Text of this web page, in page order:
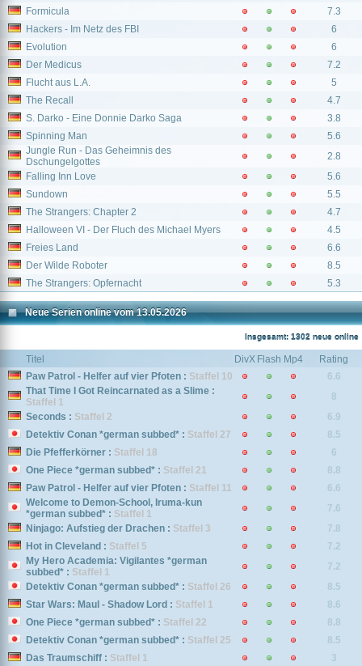
Formicula
7.3
Hackers - Im Netz des FBI
6
Evolution
6
Der Medicus
7.2
Flucht aus L.A.
5
The Recall
4.7
S. Darko - Eine Donnie Darko Saga
3.8
Spinning Man
5.6
Jungle Run - Das Geheimnis des
Dschungelgottes
2.8
Falling Inn Love
5.6
Sundown
5.5
The Strangers: Chapter 2
4.7
Halloween VI - Der Fluch des Michael Myers
4.5
Freies Land
6.6
Der Wilde Roboter
8.5
The Strangers: Opfernacht
5.3
Neue Serien online vom 13.05.2026
Insgesamt: 1302 neue online
Titel DivX Flash Mp4
Rating
Paw Patrol - Helfer auf vier Pfoten : Staffel 10
6.6
That Time I Got Reincarnated as a Slime :
Staffel 1
8
Seconds : Staffel 2
6.9
Detektiv Conan *german subbed* : Staffel 27
8.5
Die Pfefferkörner : Staffel 18
6
One Piece *german subbed* : Staffel 21
8.8
Paw Patrol - Helfer auf vier Pfoten : Staffel 11
6.6
Welcome to Demon-School, Iruma-kun
*german subbed* : Staffel 1
7.6
Ninjago: Aufstieg der Drachen : Staffel 3
7.8
Hot in Cleveland : Staffel 5
7.2
My Hero Academia: Vigilantes *german
subbed* : Staffel 1
7.2
Detektiv Conan *german subbed* : Staffel 26
8.5
Star Wars: Maul - Shadow Lord : Staffel 1
8.6
One Piece *german subbed* : Staffel 22
8.8
Detektiv Conan *german subbed* : Staffel 25
8.5
Das Traumschiff : Staffel 1
3